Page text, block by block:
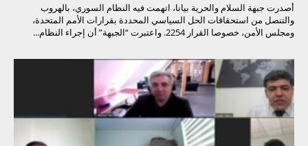
أصدرت جبهة السلام والحرية بيانا، اتهمت فيه النظام السوري، بالهروب
والتنصل من استحقاقات الحل السياسي المحددة بقرارات الأمم المتحدة،
ومجلس الأمن، خصوصا القرار 2254. واعتبرت “الجبهة” أن إجراء النظام...